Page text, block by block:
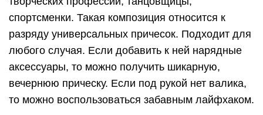
спортсменки. Такая композиция относится к
разряду универсальных причесок. Подходит для
любого случая. Если добавить к ней нарядные
аксессуары, то можно получить шикарную,
вечернюю прическу. Если под рукой нет валика,
то можно воспользоваться забавным лайфхаком.